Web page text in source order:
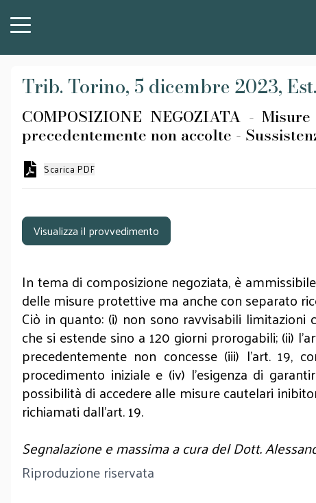
Trib. Torino, 5 dicembre 2023,
COMPOSIZIONE NEGOZIATA -
precedentemente non accolte -
Scarica PDF
Visualizza il provvedimento
In tema di composizione negoziata, è
delle misure protettive ma anche con separato
Ciò in quanto: (i) non sono ravvisabili
che si estende sino a 120 giorni prorogabili; (ii)
precedentemente non concesse (iii) l’art.
procedimento iniziale e (iv) l’esigenza di
possibilità di accedere alle misure cautelari
richiamati dall’art. 19.
Segnalazione e massima a cura del Dott.
Riproduzione riservata